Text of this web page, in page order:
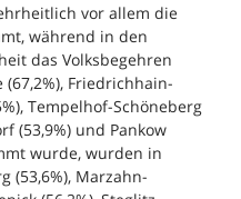
vor allem die
während in den
das Volksbegehren
Friedrichhain-
Tempelhof-Schöneberg
(53,9%) und Pankow
wurde, wurden in
(53,6%), Marzahn-